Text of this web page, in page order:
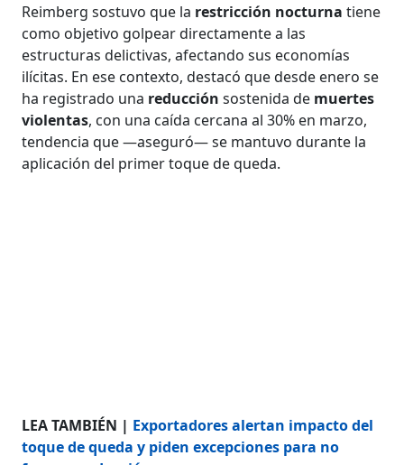
Reimberg sostuvo que la restricción nocturna tiene
como objetivo golpear directamente a las
estructuras delictivas, afectando sus economías
ilícitas. En ese contexto, destacó que desde enero se
ha registrado una reducción sostenida de muertes
violentas, con una caída cercana al 30% en marzo,
tendencia que —aseguró— se mantuvo durante la
aplicación del primer toque de queda.
LEA TAMBIÉN | Exportadores alertan impacto del
toque de queda y piden excepciones para no